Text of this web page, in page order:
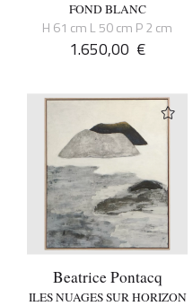
FOND BLANC
H 61 cm L 50 cm P 2 cm
1.650,00 €
Beatrice Pontacq
ILES NUAGES SUR HORIZON